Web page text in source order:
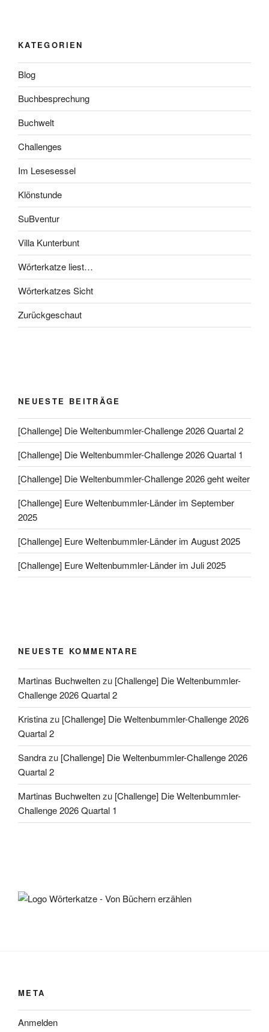
KATEGORIEN
Blog
Buchbesprechung
Buchwelt
Challenges
Im Lesesessel
Klönstunde
SuBventur
Villa Kunterbunt
Wörterkatze liest…
Wörterkatzes Sicht
Zurückgeschaut
NEUESTE BEITRÄGE
[Challenge] Die Weltenbummler-Challenge 2026 Quartal 2
[Challenge] Die Weltenbummler-Challenge 2026 Quartal 1
[Challenge] Die Weltenbummler-Challenge 2026 geht weiter
[Challenge] Eure Weltenbummler-Länder im September
2025
[Challenge] Eure Weltenbummler-Länder im August 2025
[Challenge] Eure Weltenbummler-Länder im Juli 2025
NEUESTE KOMMENTARE
Martinas Buchweltenzu [Challenge] Die Weltenbummler-
Challenge 2026 Quartal 2
Kristinazu [Challenge] Die Weltenbummler-Challenge 2026
Quartal 2
Sandrazu [Challenge] Die Weltenbummler-Challenge 2026
Quartal 2
Martinas Buchweltenzu [Challenge] Die Weltenbummler-
Challenge 2026 Quartal 1
META
Anmelden